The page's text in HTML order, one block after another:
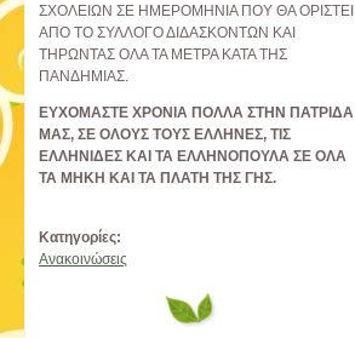
ΣΧΟΛΕΙΩΝ ΣΕ ΗΜΕΡΟΜΗΝΙΑ ΠΟΥ ΘΑ ΟΡΙΣΤΕΙ
ΑΠΟ ΤΟ ΣΥΛΛΟΓΟ ΔΙΔΑΣΚΟΝΤΩΝ ΚΑΙ
ΤΗΡΩΝΤΑΣ ΟΛΑ ΤΑ ΜΕΤΡΑ ΚΑΤΑ ΤΗΣ
ΠΑΝΔΗΜΙΑΣ.
ΕΥΧΟΜΑΣΤΕ ΧΡΟΝΙΑ ΠΟΛΛΑ ΣΤΗΝ ΠΑΤΡΙΔΑ
ΜΑΣ, ΣΕ ΟΛΟΥΣ ΤΟΥΣ ΕΛΛΗΝΕΣ, ΤΙΣ
ΕΛΛΗΝΙΔΕΣ ΚΑΙ ΤΑ ΕΛΛΗΝΟΠΟΥΛΑ ΣΕ ΟΛΑ
ΤΑ ΜΗΚΗ ΚΑΙ ΤΑ ΠΛΑΤΗ ΤΗΣ ΓΗΣ.
Κατηγορίες:
Ανακοινώσεις